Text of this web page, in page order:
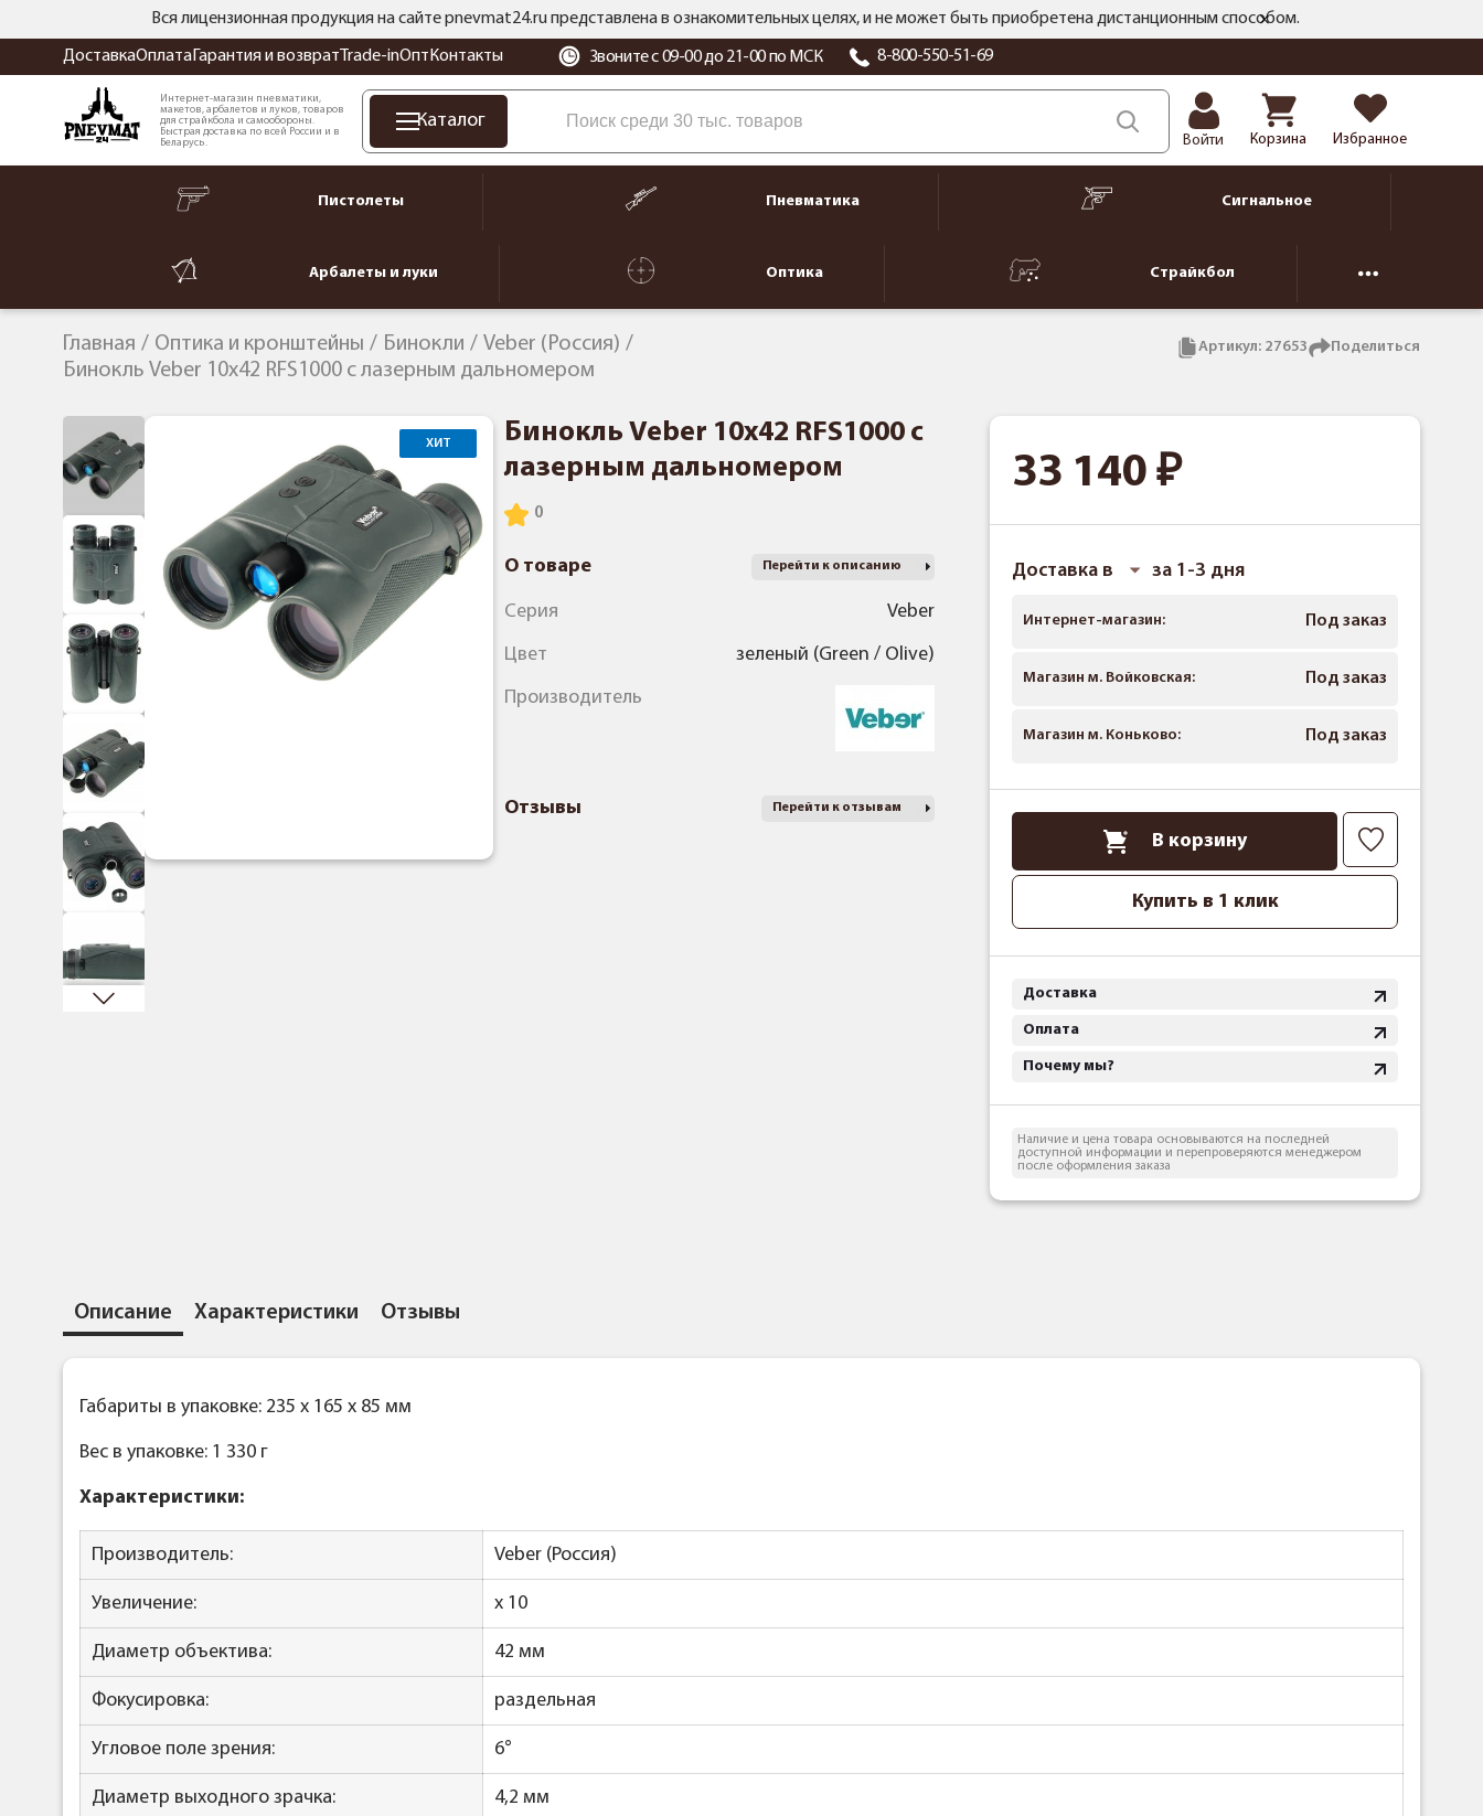
Вся лицензионная продукция на сайте pnevmat24.ru представлена в ознакомительных целях, и не может быть приобретена дистанционным способом.
ДоставкаОплата Гарантия и возврат Trade-inОпт Контакты Звоните с 09-00 до 21-00 по МСК 8-800-550-51-69
Интернет-магазин пневматики,
макетов, арбалетов и луков, товаров
для страйкбола и самообороны.
Быстрая доставка по всей России и в
Беларусь.
Каталог
Войти Корзина Избранное
Пистолеты Пневматика Сигнальное
Арбалеты и луки Оптика Страйкбол
Главная Оптика и кронштейны Бинокли
Veber (Россия)
Бинокль Veber 10x42 RFS1000 с лазерным дальномером
Артикул: 27653 Поделиться
ХИТ
Бинокль Veber 10x42 RFS1000 с
лазерным дальномером
О товаре Перейти к описанию
Серия Veber
Цвет зеленый (Green / Olive)
Производитель
Отзывы Перейти к отзывам
33 140
Доставка в за 1-3 дня
Интернет-магазин: Под заказ
Магазин м. Войковская: Под заказ
Магазин м. Коньково: Под заказ
В корзину
Купить в 1 клик
Доставка
Оплата
Почему мы?
Наличие и цена товара основываются на последней
доступной информации и перепроверяются менеджером
после оформления заказа
Описание Характеристики Отзывы
Габариты в упаковке: 235 x 165 x 85 мм
Вес в упаковке: 1 330 г
Характеристики:
Производитель: Veber (Россия)
Увеличение: x 10
Диаметр объектива: 42 мм
Фокусировка: раздельная
Угловое поле зрения: 6°
Диаметр выходного зрачка: 4,2 мм